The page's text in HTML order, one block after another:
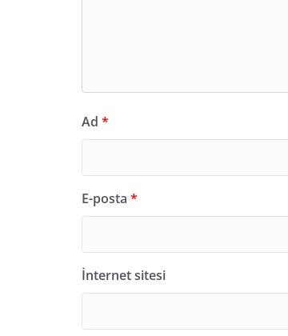
Ad *
E-posta *
İnternet sitesi